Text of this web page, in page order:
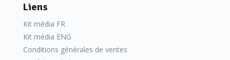
Liens
Kit média FR
Kit média ENG
Conditions générales de ventes